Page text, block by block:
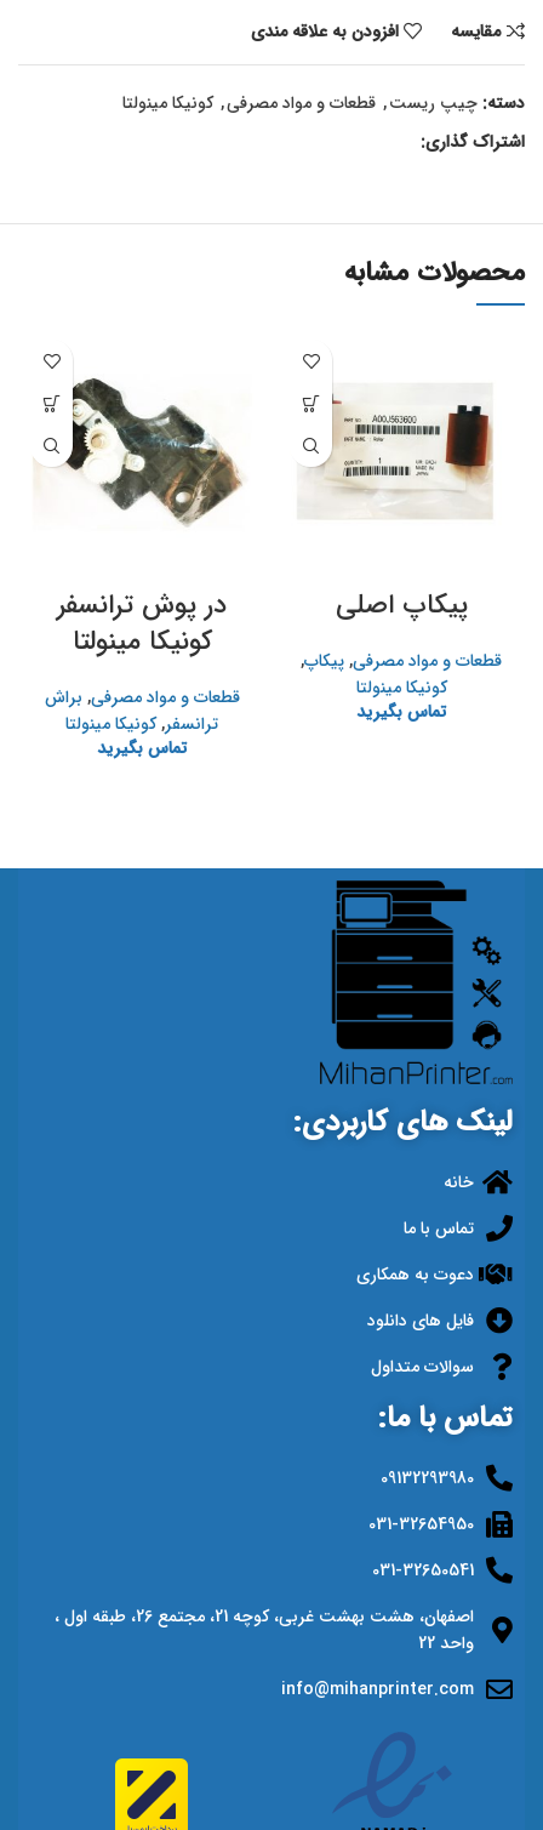
مقايسه
افزودن به علاقه مندی
دسته: چیپ ریست, قطعات و مواد مصرفی, کونیکا مینولتا
اشتراک گذاری:
محصولات مشابه
پیکاپ اصلی
قطعات و مواد مصرفی,پیکاپ,
کونیکا مینولتا
تماس بگیرید
در پوش ترانسفر
کونیکا مینولتا
قطعات و مواد مصرفی, براش
ترانسفر,کونیکا مینولتا
تماس بگیرید
لینک های کاربردی:
خانه
تماس با ما
دعوت به همکاری
فایل های دانلود
سوالات متداول
تماس با ما:
09132293980
031-32654950
031-32650541
اصفهان، هشت بهشت غربی، کوچه 21، مجتمع 26، طبقه اول ،
واحد 22
info@mihanprinter.com